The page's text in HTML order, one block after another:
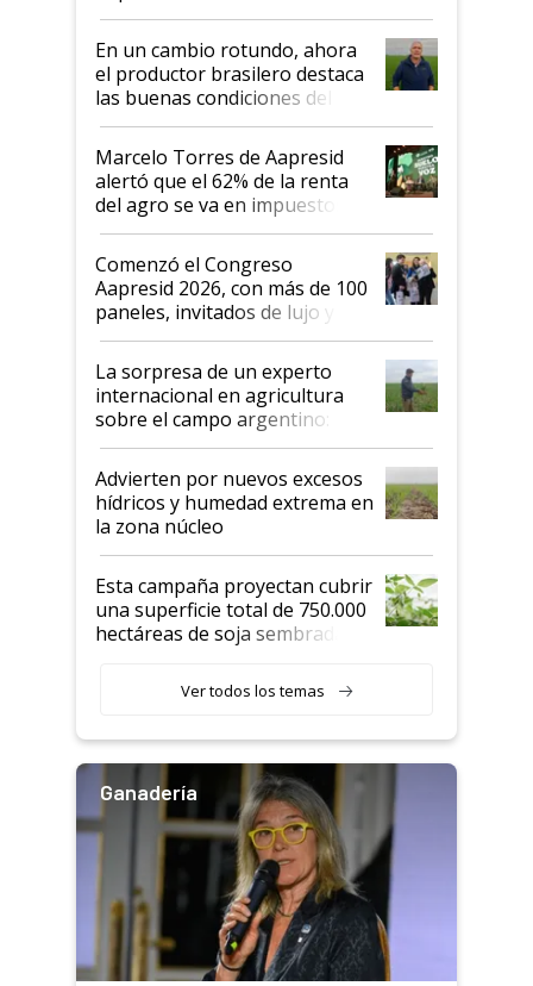
demostrar que hablar del
suelo es hablar de todo el
sistema productivo"
En un cambio rotundo, ahora
el productor brasilero destaca
las buenas condiciones del
agro argentino para invertir:
"Los veo más motivados"
Marcelo Torres de Aapresid
alertó que el 62% de la renta
del agro se va en impuestos:
"No es bueno que en
Argentina se sigan discutiendo
las mismas cosas de hace 50
años"
Comenzó el Congreso
Aapresid 2026, con más de 100
paneles, invitados de lujo y
todas las tendencias
La sorpresa de un experto
internacional en agricultura
sobre el campo argentino:
"Estoy muy impresionado"
Advierten por nuevos excesos
hídricos y humedad extrema en
la zona núcleo
Esta campaña proyectan cubrir
una superficie total de 750.000
hectáreas de soja sembradas
variedades que marcan un
salto tecnológico en genética y
Ver todos los temas
Ganadería